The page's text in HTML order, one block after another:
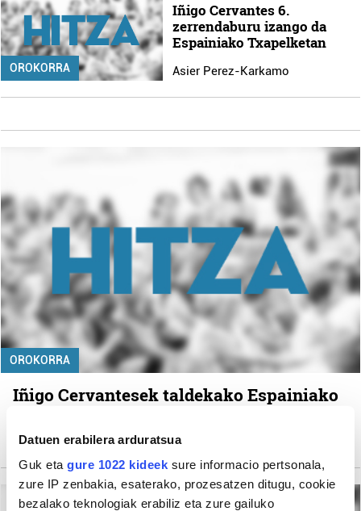
Datuen erabilera arduratsua
Guk eta gure 1022 kideek sure informacio pertsonala,
zure IP zenbakia, esaterako, prozesatzen ditugu, cookie
bezalako teknologiak erabiliz eta zure gailuko
OROKORRA
Iñigo Cervantes 6.
zerrendaburu izango da
Espainiako Txapelketan
Asier Perez-Karkamo
OROKORRA
Iñigo Cervantesek taldekako Espainiako
admin